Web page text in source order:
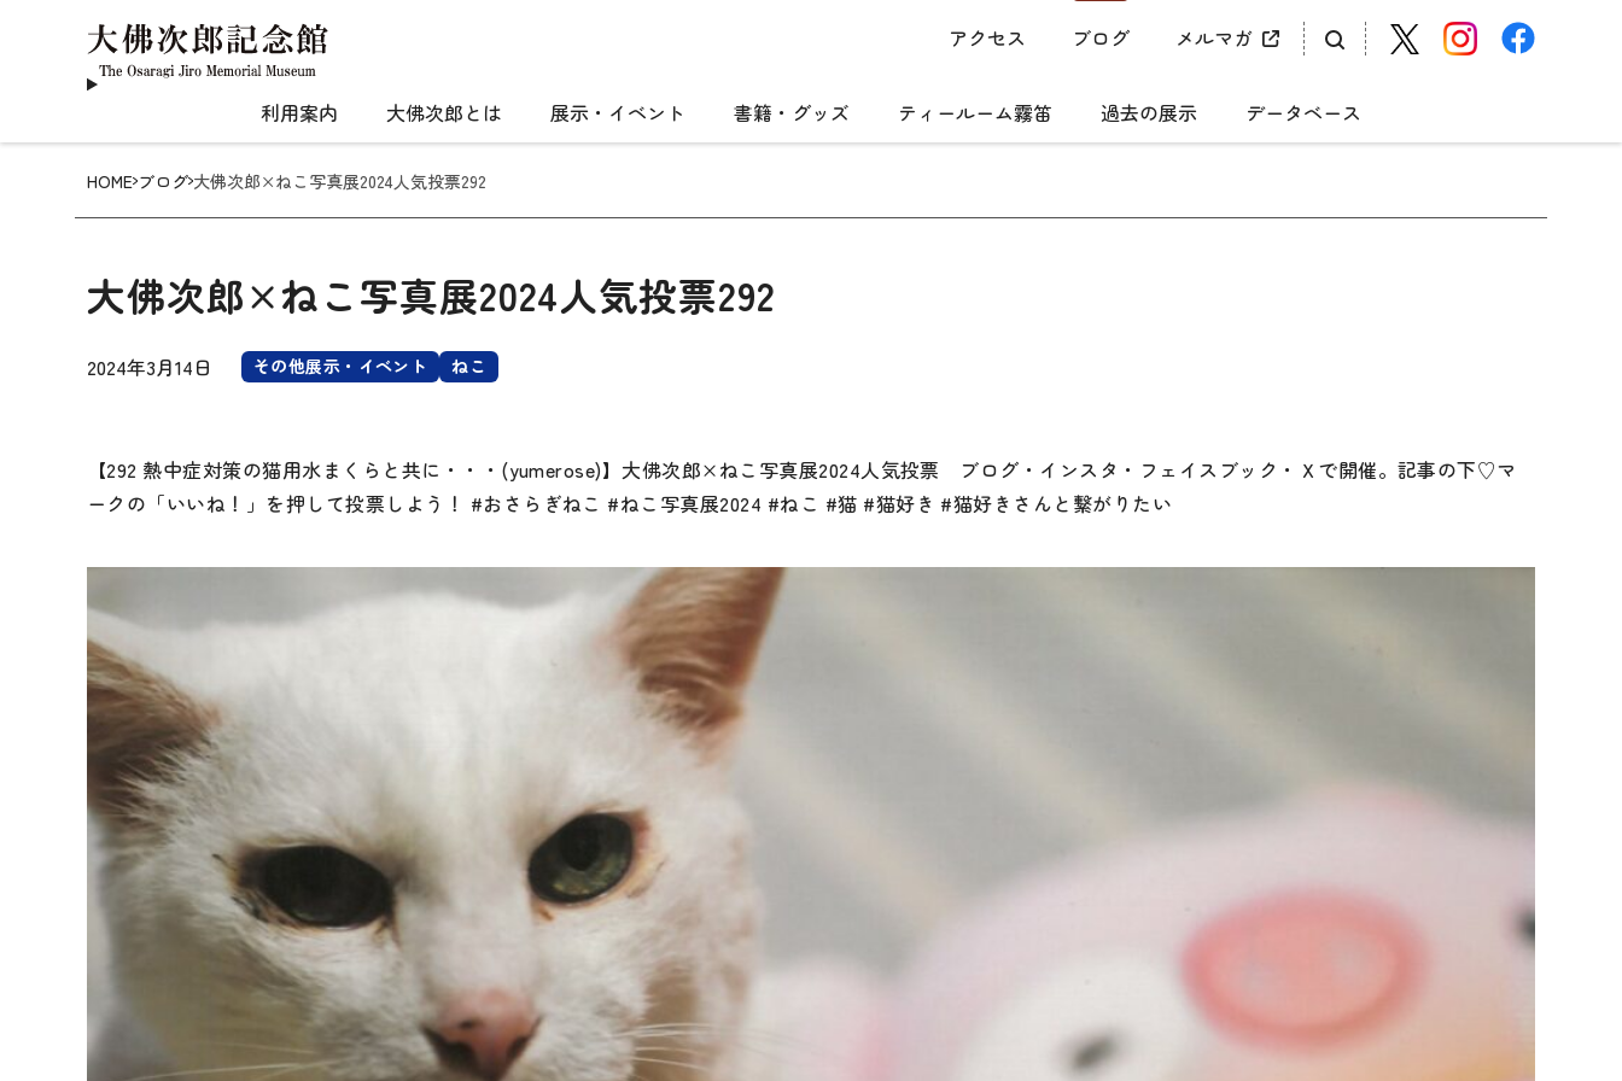
アクセス ブログ メルマガ
利用案内 大佛次郎とは 展示・イベント 書籍・グッズ ティールーム霧笛 過去の展示 データベース
HOME ブログ 大佛次郎×ねこ写真展2024人気投票292
大佛次郎×ねこ写真展2024人気投票292
2024年3月14日 その他展示・イベント ねこ
【292 熱中症対策の猫用水まくらと共に・・・(yumerose)】大佛次郎×ねこ写真展2024人気投票 ブログ・インスタ・フェイスブック・Ｘで開催。記事の下♡マ
ークの「いいね！」を押して投票しよう！ #おさらぎねこ #ねこ写真展2024 #ねこ #猫 #猫好き #猫好きさんと繋がりたい